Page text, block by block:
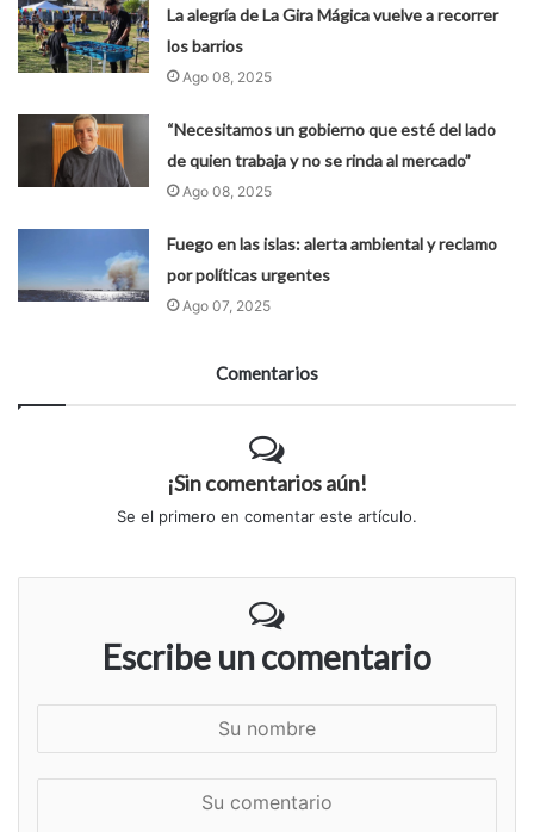
La alegría de La Gira Mágica vuelve a recorrer
los barrios
Ago 08, 2025
“Necesitamos un gobierno que esté del lado
de quien trabaja y no se rinda al mercado”
Ago 08, 2025
Fuego en las islas: alerta ambiental y reclamo
por políticas urgentes
Ago 07, 2025
Comentarios
¡Sin comentarios aún!
Se el primero en comentar este artículo.
Escribe un comentario